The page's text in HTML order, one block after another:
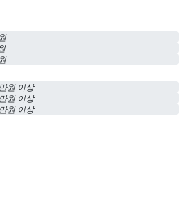
원 이상
원 이상
원 이상